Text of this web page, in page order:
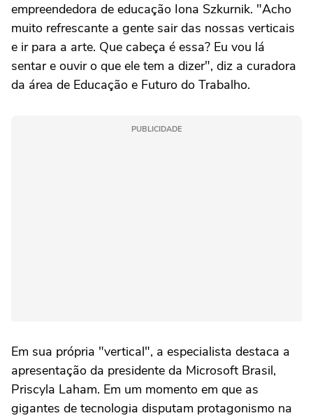
empreendedora de educação Iona Szkurnik. "Acho
muito refrescante a gente sair das nossas verticais
e ir para a arte. Que cabeça é essa? Eu vou lá
sentar e ouvir o que ele tem a dizer", diz a curadora
da área de Educação e Futuro do Trabalho.
PUBLICIDADE
Em sua própria "vertical", a especialista destaca a
apresentação da presidente da Microsoft Brasil,
Priscyla Laham. Em um momento em que as
gigantes de tecnologia disputam protagonismo na